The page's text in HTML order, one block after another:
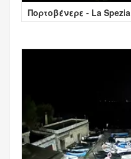
Πορτοβένερε - La Spezia